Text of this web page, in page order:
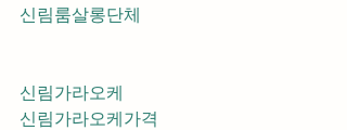
신림룸살롱단체
신림가라오케
신림가라오케가격